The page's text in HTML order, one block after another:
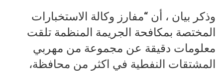
وذكر بيان ، أن “مفارز وكالة الاستخبارات
المختصة بمكافحة الجريمة المنظمة تلقت
معلومات دقيقة عن مجموعة من مهربي
المشتقات النفطية في اكثر من محافظة،